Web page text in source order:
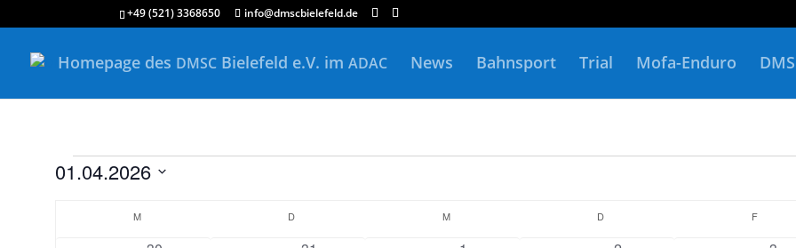
+49 (521) 3368650 info@dmscbielefeld.de
Homepage des DMSC Bielefeld e.V. im ADAC News Bahnsport Trial Mofa-Enduro
Veranstaltungen
01.04.2026
Kalender
M D M D F